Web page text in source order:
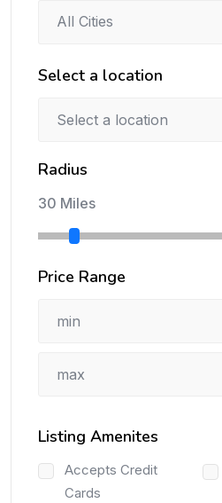
All Cities
Select a location
Radius
30 Miles
Price Range
Listing Amenites
Accepts Credit
Cards